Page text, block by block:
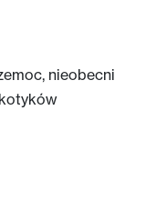
nieobecni